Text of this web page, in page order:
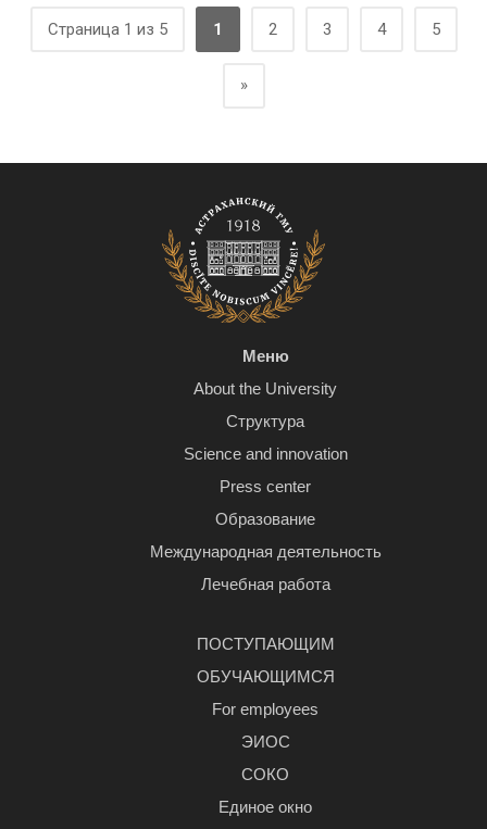
Страница 1 из 5 1 2 3 4 5
»
Меню
About the University
Структура
Science and innovation
Press center
Образование
Международная деятельность
Лечебная работа
ПОСТУПАЮЩИМ
ОБУЧАЮЩИМСЯ
For employees
ЭИОС
СОКО
Единое окно